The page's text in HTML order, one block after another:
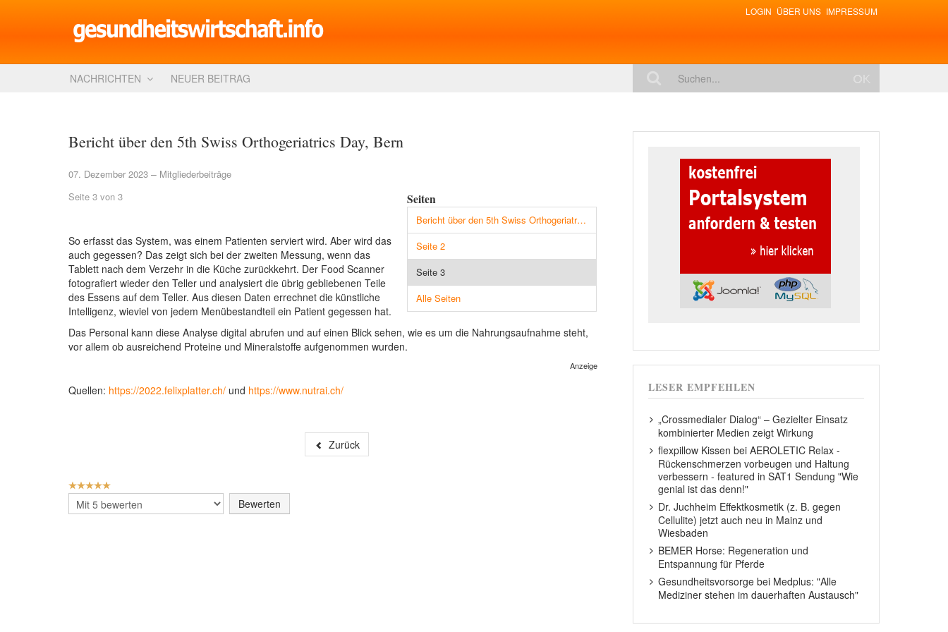
LOGIN ÜBER UNS IMPRESSUM
NACHRICHTEN NEUER BEITRAG
Bericht über den 5th Swiss Orthogeriatrics Day, Bern
07. Dezember 2023 Mitgliederbeiträge
Seiten
Bericht über den 5th Swiss Orthogeriatrics Day, Bern
Seite 2
Seite 3
Alle Seiten
Seite 3 von 3
So erfasst das System, was einem Patienten serviert wird. Aber wird das
auch gegessen? Das zeigt sich bei der zweiten Messung, wenn das
Tablett nach dem Verzehr in die Küche zurückkehrt. Der Food Scanner
fotografiert wieder den Teller und analysiert die übrig gebliebenen Teile
des Essens auf dem Teller. Aus diesen Daten errechnet die künstliche
Intelligenz, wieviel von jedem Menübestandteil ein Patient gegessen hat.
Das Personal kann diese Analyse digital abrufen und auf einen Blick sehen, wie es um die Nahrungsaufnahme steht,
vor allem ob ausreichend Proteine und Mineralstoffe aufgenommen wurden.
Anzeige
Quellen: https://2022.felixplatter.ch/ und https://www.nutrai.ch/
Zurück
BEWERTUNG:
Bitte
bewerten
LESER EMPFEHLEN
„Crossmedialer Dialog“ – Gezielter Einsatz
kombinierter Medien zeigt Wirkung
flexpillow Kissen bei AEROLETIC Relax -
Rückenschmerzen vorbeugen und Haltung
verbessern - featured in SAT1 Sendung "Wie
genial ist das denn!"
Dr. Juchheim Effektkosmetik (z. B. gegen
Cellulite) jetzt auch neu in Mainz und
Wiesbaden
BEMER Horse: Regeneration und
Entspannung für Pferde
Gesundheitsvorsorge bei Medplus: "Alle
Mediziner stehen im dauerhaften Austausch"